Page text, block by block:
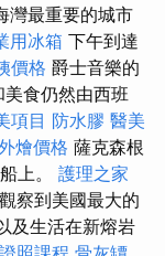
灣最重要的城市
用冰箱 下午到達
價格 爵士音樂的
食仍然由西班
項目 防水膠 醫美
燴價格 薩克森根
上。 護理之家
察到美國最大的
及生活在新熔岩